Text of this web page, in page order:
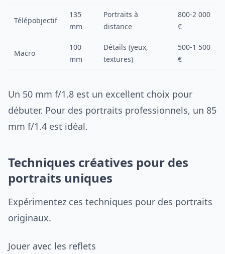
Télépobjectif
135
mm
Portraits à
distance
800-2 000
€
Macro
100
mm
Détails (yeux,
textures)
500-1 500
€
Un 50 mm f/1.8 est un excellent choix pour
débuter. Pour des portraits professionnels, un 85
mm f/1.4 est idéal.
Techniques créatives pour des
portraits uniques
Expérimentez ces techniques pour des portraits
originaux.
Jouer avec les reflets